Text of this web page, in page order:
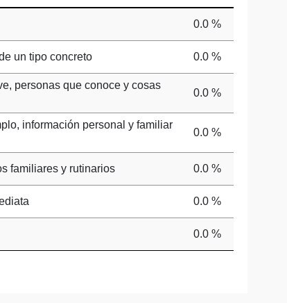
0.0 %
un tipo concreto 0.0 %
personas que conoce y cosas
0.0 %
información personal y familiar
0.0 %
familiares y rutinarios 0.0 %
0.0 %
0.0 %